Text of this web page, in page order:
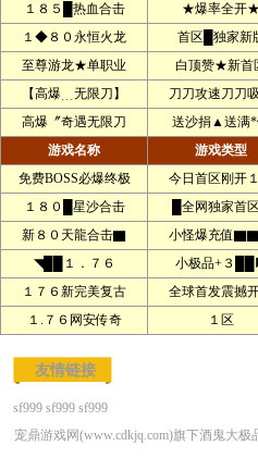
１８５█热血合击
★爆率全开★
１◆８０永恒火龙
首区█独家新
至尊游龙★单职业
白顶赞★新首
【高爆﹍无限刀】
刀刀攻速刀刀
高爆〞奇遇无限刀
送沙捐▲送满
游戏名称
游戏类型
免费BOSS必爆终极
今日首区刚开
１８０█星沙合击
█全网独家首
新８０天龍合击▇
小怪爆充值
◥██１．７６
小极品+３
１７６新完美复古
全球首发震撼
１.７６网安传奇
１区
友情链接
sf999 sf999 sf999
宠鼎游戏网(www.cdkjq.com)旗下酒鬼大